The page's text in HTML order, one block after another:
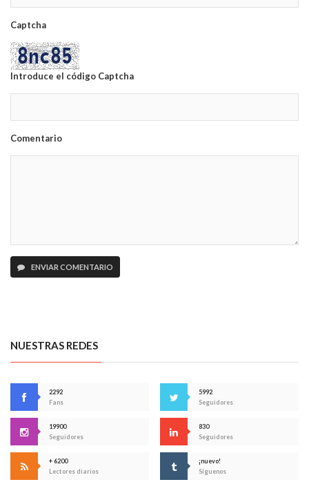
Captcha
Introduce el código Captcha
Comentario
ENVIAR COMENTARIO
NUESTRAS REDES
2292
Fans
5992
Seguidores
19900
Seguidores
830
Seguidores
+ 6200
Lectores diarios
¡nuevo!
Síguenos